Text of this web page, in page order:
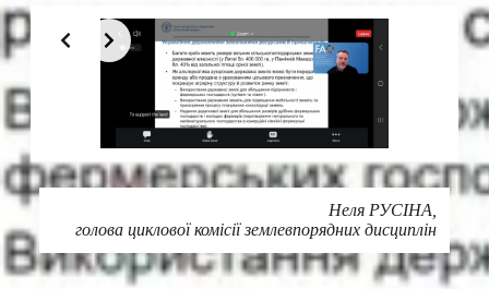
Неля РУСІНА,
голова циклової комісії землевпорядних дисциплін